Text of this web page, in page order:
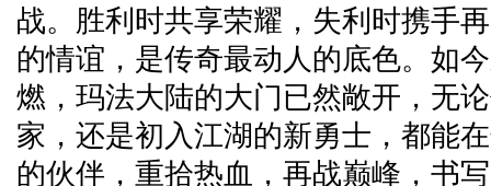
战。胜利时共享荣耀，失利时携手
的情谊，是传奇最动人的底色。如
燃，玛法大陆的大门已然敞开，无
家，还是初入江湖的新勇士，都能
的伙伴，重拾热血，再战巅峰，书